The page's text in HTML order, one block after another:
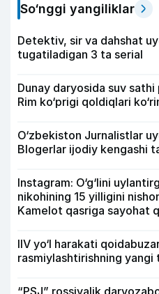
So‘nggi yangiliklar
Detektiv, sir va dahshat
tugatiladigan 3 ta serial
Dunay daryosida suv
Rim ko‘prigi qoldiqlari
O‘zbekiston Jurnalistlar
Blogerlar ijodiy kengashi
Instagram: O‘g‘lini
nikohining 15 yilligini
Kamelot qasriga sayohat
IIV yo‘l harakati
rasmiylashtirishning
“PSJ” rossiyalik